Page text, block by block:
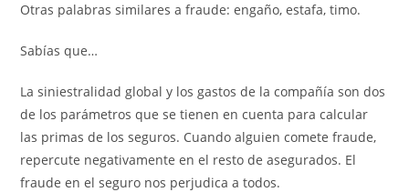
Otras palabras similares a fraude: engaño, estafa, timo.
Sabías que…
La siniestralidad global y los gastos de la compañía son dos
de los parámetros que se tienen en cuenta para calcular
las primas de los seguros. Cuando alguien comete fraude,
repercute negativamente en el resto de asegurados. El
fraude en el seguro nos perjudica a todos.